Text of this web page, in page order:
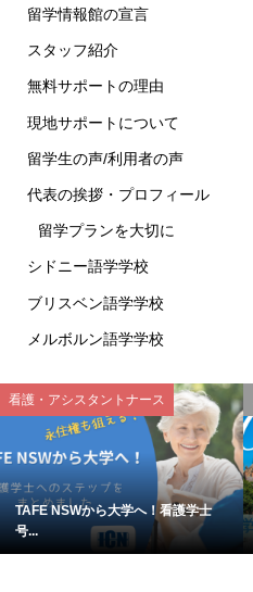
留学情報館の宣言
スタッフ紹介
無料サポートの理由
現地サポートについて
留学生の声/利用者の声
代表の挨拶・プロフィール
留学プランを大切に
シドニー語学学校
ブリスベン語学学校
メルボルン語学学校
看護・アシスタントナース
TAFE NSWから大学へ！看護学士
号...